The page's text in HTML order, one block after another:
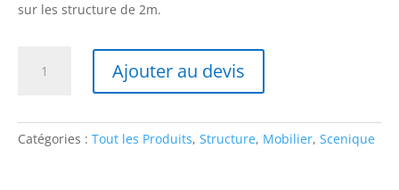
sur les structure de 2m.
Structure
Ajouter au devis
Catégories : Tout les Produits, Structure, Mobilier, Scenique